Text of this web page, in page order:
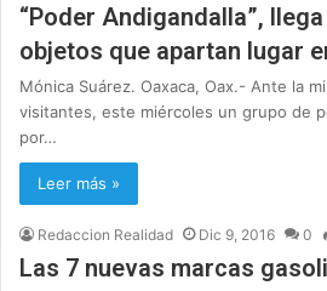
“Poder Andigandalla”,
objetos que apartan lugar
Mónica Suárez. Oaxaca, Oax.- Ante la
visitantes, este miércoles un grupo de
por…
Leer más »
Redaccion Realidad Dic 9, 2016 0
Las 7 nuevas marcas